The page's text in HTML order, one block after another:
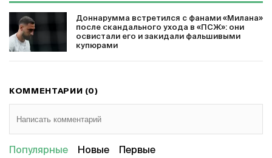
Доннарумма встретился с фанами «Милана»
после скандального ухода в «ПСЖ»: они
освистали его и закидали фальшивыми
купюрами
КОММЕНТАРИИ (0)
Популярные Новые Первые